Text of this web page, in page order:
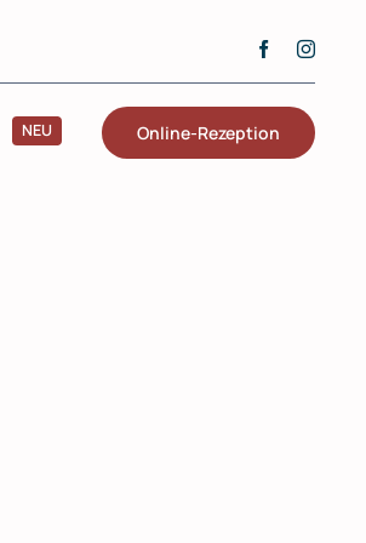
NEU Online-Rezeption